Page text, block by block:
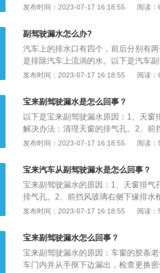
机的时候需要将防水膜撕开才能更换
气过浓，燃烧不完全；排气管冒蓝烟
油中有水，或气缸有水，或室外温度
非金属材料发出的烧焦味，蓄电池电
味，漏机油滴到排气管的烧焦味和汽
发布时间：2023-07-17 16:18:55 阅读：
副驾驶漏水怎么办?
汽车上的排水口有四个，前后分别有
是排除汽车上流淌的水。以下是汽车
条，胶条长时间使用会产生老化，因
堵，打开胶堵能放出车厢内积水。但
胶，放置于宽敞空间便于水分的蒸发
土，应将车内脚垫、座套等可拆卸内
或车辆晾干后，车内有霉味，是车内
卸座椅，掀开地板革，彻底处理干净。
发布时间：2023-07-17 16:18:55 阅读：
宝来副驾驶漏水是怎么回事？
以下是宝来副驾驶漏水原因：1、天窗
解决办法：清理天窗的排气孔。2、前
法：清理排水槽。3、副行驶密封条老
升直列4缸自然吸气发动机，匹配5挡
匹，最大扭矩145N·m。2、第二种搭
离合变速器，最大功率为110kW，峰
发布时间：2023-07-17 16:18:55 阅读：
宝来汽车从副驾驶漏水是怎么回事？
宝来副驾驶漏水的原因：1、天窗排气
排气孔。2、前挡风玻璃右侧下缘排水
条老化，导致密封效果失效，需更换
75mm、1467mm，轴距为2610mm。
升自然吸气发动机，另一款为1.4升涡
发布时间：2023-07-17 16:18:55 阅读：
宝来副驾驶漏水怎么回事？
宝来副驾驶漏水的原因：车窗的胶条
车门内并从手抠下边漏出，检查更换